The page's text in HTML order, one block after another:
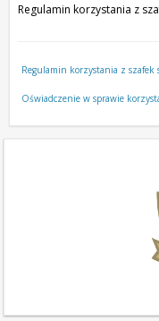
Regulamin korzystania z
Regulamin korzystania z szafek
Oświadczenie w sprawie